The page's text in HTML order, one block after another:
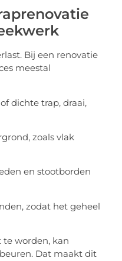
Bij een renovatie
meestal
dichte trap, draai,
zoals vlak
en stootborden
zodat het geheel
worden, kan
Dat maakt dit